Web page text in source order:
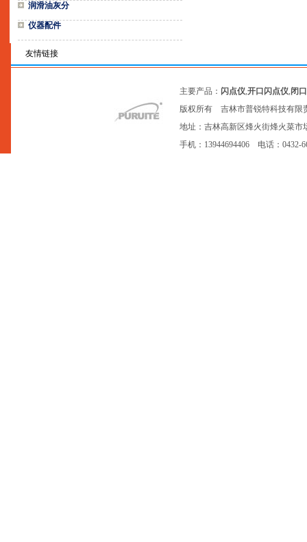
润滑油灰分
仪器配件
友情链接
主要产品： 闪点仪,开口闪点仪,闭
版权所有 吉林市普锐特科技有
地址：吉林高新区烽火街烽火菜
手机：13944694406 电话：0432-